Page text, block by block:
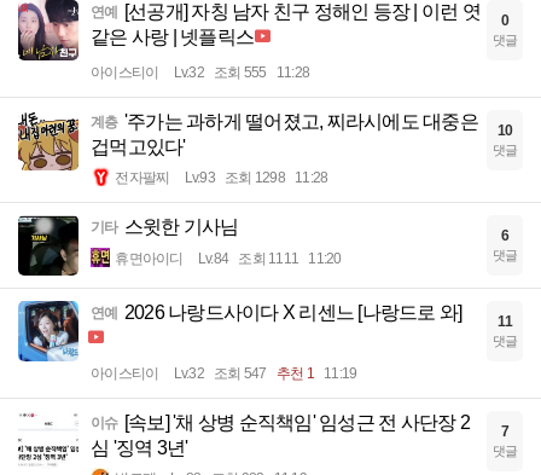
연예
[선공개] 자칭 남자 친구 정해인 등장 | 이런 엿
같은 사랑 | 넷플릭스
아이스티이 Lv.32 조회 555 11:28
0
댓글
계층 '주가는 과하게 떨어졌고, 찌라시에도 대중은
겁먹고있다'
전자팔찌 Lv.93 조회 1298 11:28
10
댓글
기타 스윗한 기사님
휴면아이디 Lv.84 조회 1111 11:20
6
댓글
연예 2026 나랑드사이다 X 리센느 [나랑드로 와]
아이스티이 Lv.32 조회 547 추천 1 11:19
11
댓글
이슈 [속보] '채 상병 순직책임' 임성근 전 사단장 2
심 '징역 3년'
7
댓글